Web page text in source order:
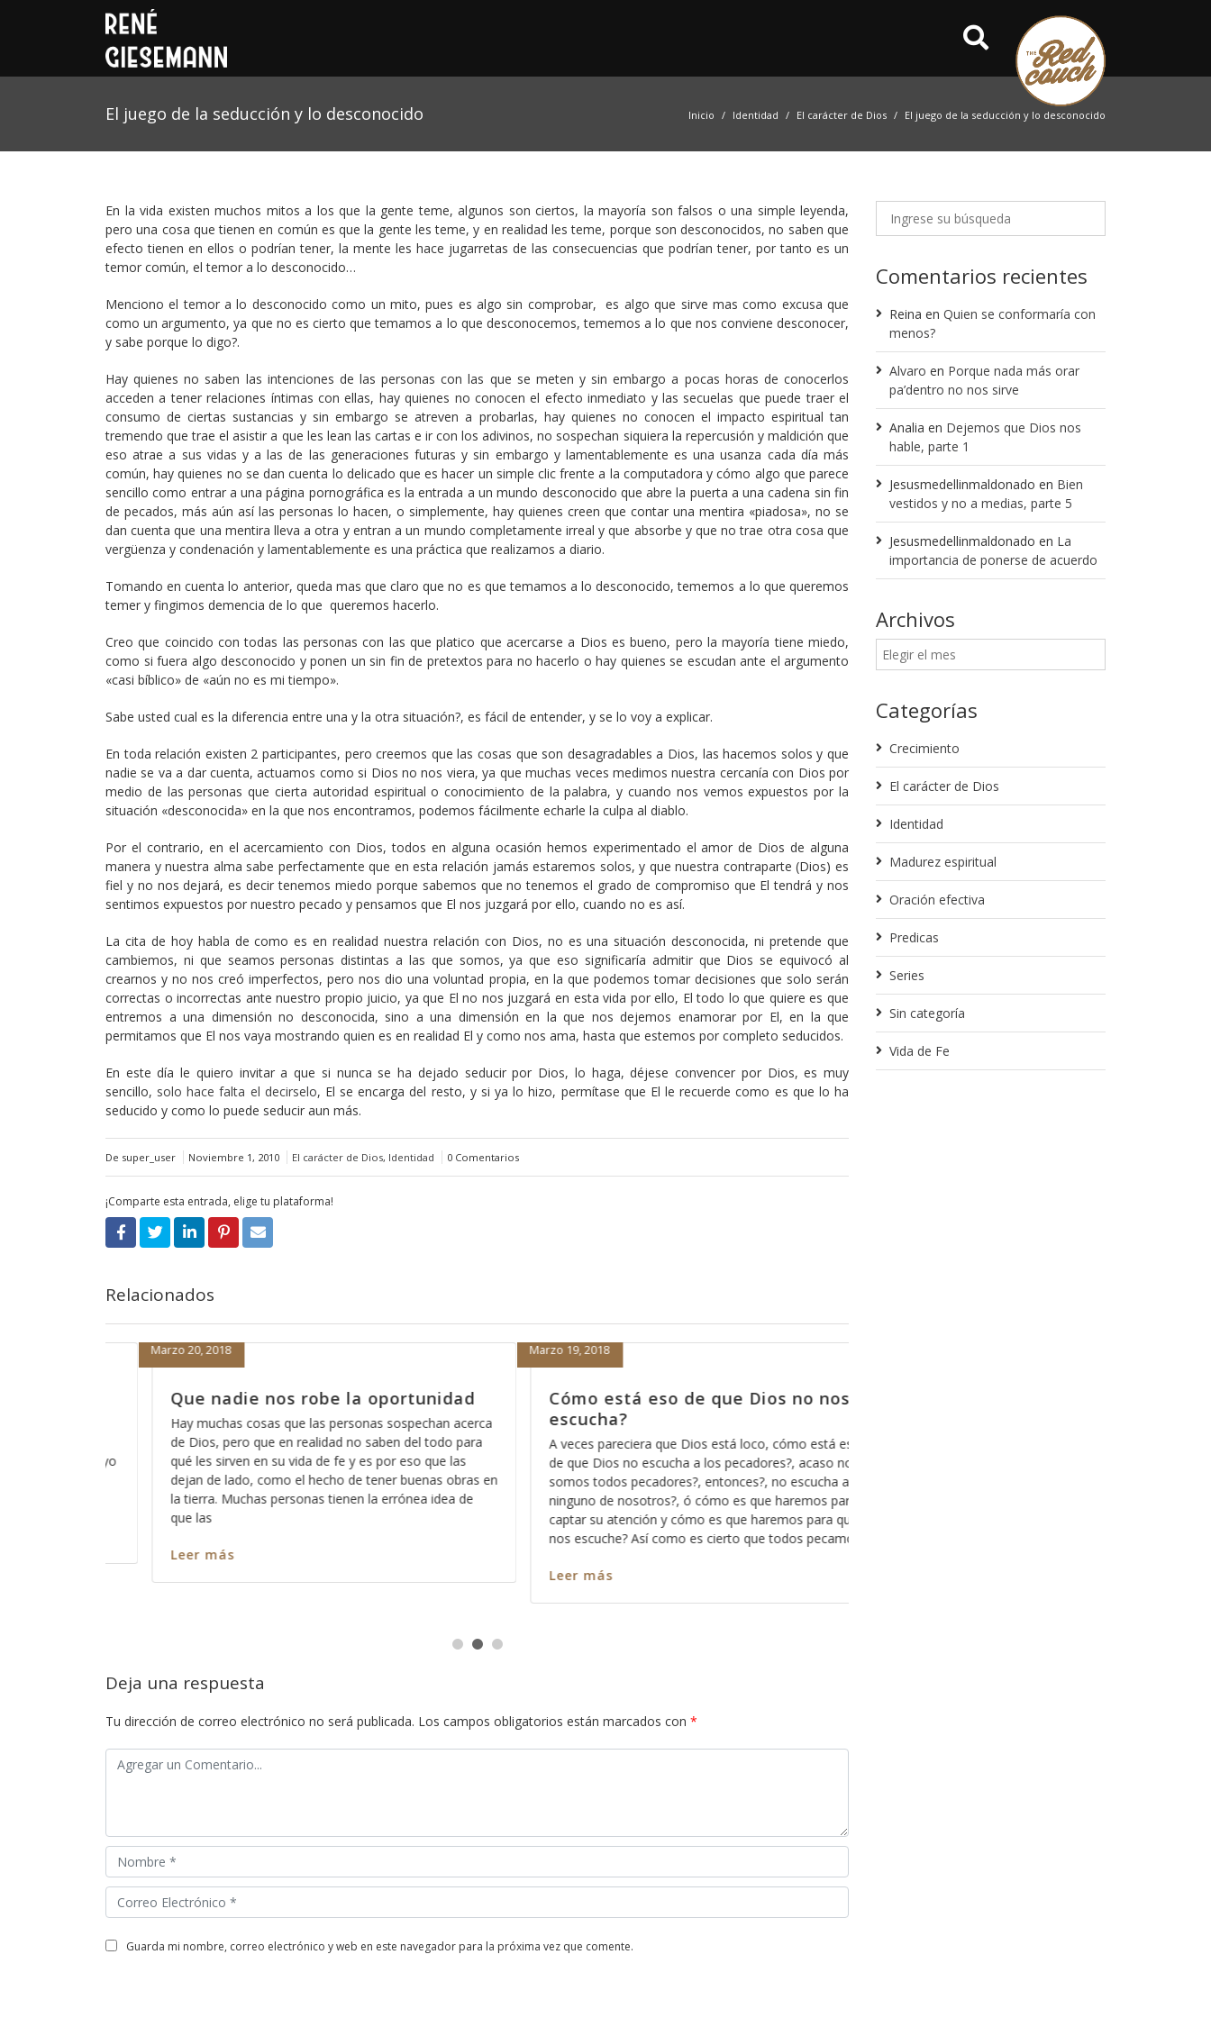
El juego de la seducción y lo desconocido Inicio Identidad El carácter de Dios El juego de la seducción y lo desconocido
En la vida existen muchos mitos a los que la gente teme, algunos son ciertos, la mayoría son falsos o una simple leyenda,
pero una cosa que tienen en común es que la gente les teme, y en realidad les teme, porque son desconocidos, no saben que
efecto tienen en ellos o podrían tener, la mente les hace jugarretas de las consecuencias que podrían tener, por tanto es un
temor común, el temor a lo desconocido…
Menciono el temor a lo desconocido como un mito, pues es algo sin comprobar, es algo que sirve mas como excusa que
como un argumento, ya que no es cierto que temamos a lo que desconocemos, tememos a lo que nos conviene desconocer,
y sabe porque lo digo?.
Hay quienes no saben las intenciones de las personas con las que se meten y sin embargo a pocas horas de conocerlos
acceden a tener relaciones íntimas con ellas, hay quienes no conocen el efecto inmediato y las secuelas que puede traer el
consumo de ciertas sustancias y sin embargo se atreven a probarlas, hay quienes no conocen el impacto espiritual tan
tremendo que trae el asistir a que les lean las cartas e ir con los adivinos, no sospechan siquiera la repercusión y maldición que
eso atrae a sus vidas y a las de las generaciones futuras y sin embargo y lamentablemente es una usanza cada día más
común, hay quienes no se dan cuenta lo delicado que es hacer un simple clic frente a la computadora y cómo algo que parece
sencillo como entrar a una página pornográfica es la entrada a un mundo desconocido que abre la puerta a una cadena sin fin
de pecados, más aún así las personas lo hacen, o simplemente, hay quienes creen que contar una mentira «piadosa», no se
dan cuenta que una mentira lleva a otra y entran a un mundo completamente irreal y que absorbe y que no trae otra cosa que
vergüenza y condenación y lamentablemente es una práctica que realizamos a diario.
Tomando en cuenta lo anterior, queda mas que claro que no es que temamos a lo desconocido, tememos a lo que queremos
temer y fingimos demencia de lo que queremos hacerlo.
Creo que coincido con todas las personas con las que platico que acercarse a Dios es bueno, pero la mayoría tiene miedo,
como si fuera algo desconocido y ponen un sin fin de pretextos para no hacerlo o hay quienes se escudan ante el argumento
«casi bíblico» de «aún no es mi tiempo».
Sabe usted cual es la diferencia entre una y la otra situación?, es fácil de entender, y se lo voy a explicar.
En toda relación existen 2 participantes, pero creemos que las cosas que son desagradables a Dios, las hacemos solos y que
nadie se va a dar cuenta, actuamos como si Dios no nos viera, ya que muchas veces medimos nuestra cercanía con Dios por
medio de las personas que cierta autoridad espiritual o conocimiento de la palabra, y cuando nos vemos expuestos por la
situación «desconocida» en la que nos encontramos, podemos fácilmente echarle la culpa al diablo.
Por el contrario, en el acercamiento con Dios, todos en alguna ocasión hemos experimentado el amor de Dios de alguna
manera y nuestra alma sabe perfectamente que en esta relación jamás estaremos solos, y que nuestra contraparte (Dios) es
fiel y no nos dejará, es decir tenemos miedo porque sabemos que no tenemos el grado de compromiso que El tendrá y nos
sentimos expuestos por nuestro pecado y pensamos que El nos juzgará por ello, cuando no es así.
La cita de hoy habla de como es en realidad nuestra relación con Dios, no es una situación desconocida, ni pretende que
cambiemos, ni que seamos personas distintas a las que somos, ya que eso significaría admitir que Dios se equivocó al
crearnos y no nos creó imperfectos, pero nos dio una voluntad propia, en la que podemos tomar decisiones que solo serán
correctas o incorrectas ante nuestro propio juicio, ya que El no nos juzgará en esta vida por ello, El todo lo que quiere es que
entremos a una dimensión no desconocida, sino a una dimensión en la que nos dejemos enamorar por El, en la que
permitamos que El nos vaya mostrando quien es en realidad El y como nos ama, hasta que estemos por completo seducidos.
En este día le quiero invitar a que si nunca se ha dejado seducir por Dios, lo haga, déjese convencer por Dios, es muy
sencillo, solo hace falta el decirselo, El se encarga del resto, y si ya lo hizo, permítase que El le recuerde como es que lo ha
seducido y como lo puede seducir aun más.
De super_user Noviembre 1, 2010 El carácter de Dios, Identidad 0 Comentarios
¡Comparte esta entrada, elige tu plataforma!
Relacionados
Cómo está eso de que Dios no nos
escucha?
Marzo 19, 2018
A veces pareciera que Dios está loco, cómo está eso
de que Dios no escucha a los pecadores?, acaso no
somos todos pecadores?, entonces?, no escucha a
ninguno de nosotros?, ó cómo es que haremos para
captar su atención y cómo es que haremos para que
Porque nada más orar pa’dentro no
nos sirve
Febrero 15, 2018
Hace días que reflexiono acerca de la revelación de
Dios pues ese método que Dios usa para mostrarnos
los significados no ocultos sino profundos de la
palabra, entre más nos vamos familiarizando con ella,
más profundo nos permite Dios ver en cada versículo y
en cada pasaja y más claro nos queda cada mensaje y
Leer más
Deja una respuesta
Tu dirección de correo electrónico no será publicada. Los campos obligatorios están marcados con *
guarda mi nombre, correo electrónico y web en este navegador para la próxima vez que comente.
Comentarios recientes
Reina en Quien se conformaría con
menos?
Alvaro en Porque nada más orar
pa’dentro no nos sirve
Analia en Dejemos que Dios nos
hable, parte 1
Jesusmedellinmaldonado en Bien
vestidos y no a medias, parte 5
Jesusmedellinmaldonado en La
importancia de ponerse de acuerdo
Archivos
Categorías
Crecimiento
El carácter de Dios
Identidad
Madurez espiritual
Oración efectiva
Predicas
Series
Sin categoría
Vida de Fe